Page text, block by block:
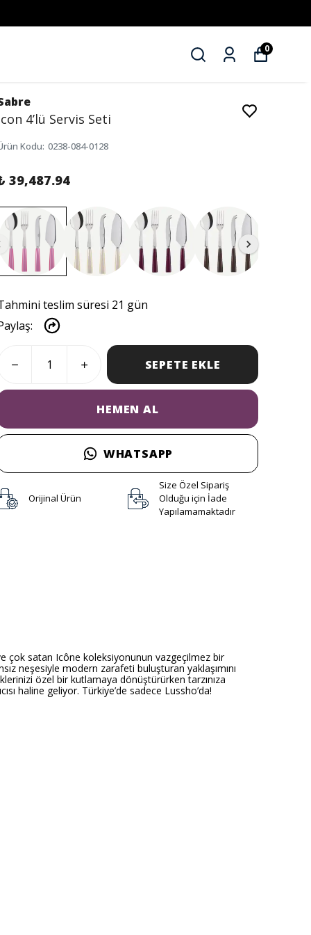
0
4’lü Servis Seti
Kodu: 0238-084-0128
39,487.94
teslim süresi 21 gün
:
SEPETE EKLE
HEMEN AL
WHATSAPP
Orijinal Ürün
Size Özel Sipariş
Olduğu için İade
Yapılamamaktadır
çok satan Icône koleksiyonunun vazgeçilmez bir
neşesiyle modern zarafeti buluşturan yaklaşımını
özel bir kutlamaya dönüştürürken tarzınıza
haline geliyor. Türkiye’de sadece Lussho’da!